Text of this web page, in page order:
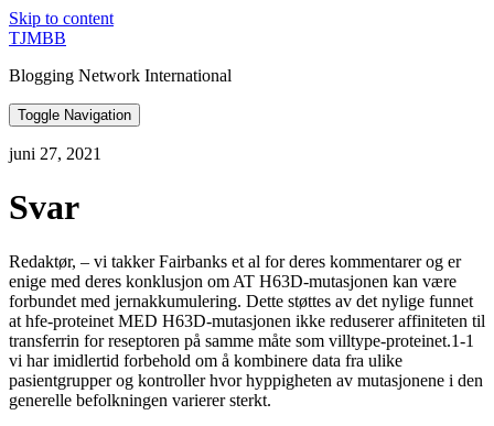
Skip to content
TJMBB
Blogging Network International
Toggle Navigation
juni 27, 2021
Svar
Redaktør, – vi takker Fairbanks et al for deres kommentarer og er
enige med deres konklusjon om AT H63D-mutasjonen kan være
forbundet med jernakkumulering. Dette støttes av det nylige funnet
at hfe-proteinet MED H63D-mutasjonen ikke reduserer affiniteten til
transferrin for reseptoren på samme måte som villtype-proteinet.1-1
vi har imidlertid forbehold om å kombinere data fra ulike
pasientgrupper og kontroller hvor hyppigheten av mutasjonene i den
generelle befolkningen varierer sterkt.